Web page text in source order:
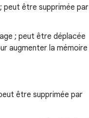
peut être supprimée par
; peut être déplacée
augmenter la mémoire
être supprimée par